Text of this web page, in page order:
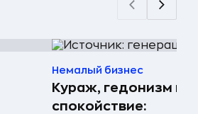
Немалый бизнес
Кураж, гедонизм и
спокойствие: